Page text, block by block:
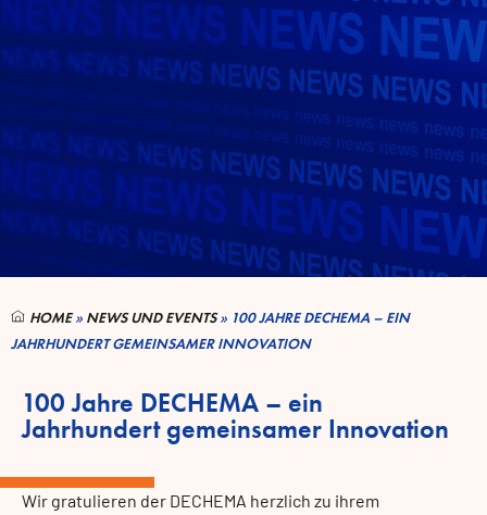
HOME» NEWS UND EVENTS» 100 JAHRE DECHEMA – EIN
JAHRHUNDERT GEMEINSAMER INNOVATION
100 Jahre DECHEMA – ein
Jahrhundert gemeinsamer Innovation
Wir gratulieren der DECHEMA herzlich zu ihrem